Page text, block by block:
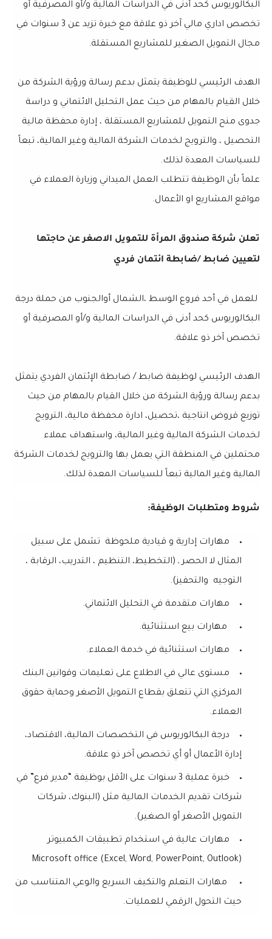
البكالوريوس كحد أدنى في الدراسات المالية و/أو المصرفية أو
تخصص اداري مالي آخر ذو علاقة مع خبرة تزيد عن 3 سنوات في
مجال التمويل الصغير للمشاريع المستقلة.
الهدف الرئيسي للوظيفة يتمثل بدعم رسالة ورؤية الشركة من
خلال القيام بالمهام من حيث عمل التحليل الائتماني و دراسة
جدوى منح التمويل للمشاريع المستقلة ، إدارة محفظة مالية
التحصيل ، والترويج لخدمات الشركة المالية وغير المالية، تبعاً
للسياسات المعدة لذلك.
علماً بأن الوظيفة تتطلب العمل الميداني وزيارة العملاء في
مواقع المشاريع او الأعمال.
تعلن شركة صندوق المرأة للتمويل الاصغر عن حاجتها
لتعيين ضابط /ضابطة ائتمان فردي
للعمل في أحد فروع الوسط ،الشمال أوالجنوب من حملة درجة
البكالوريوس كحد أدنى في الدراسات المالية و/أو المصرفية أو
تخصص آخر ذو علاقة.
الهدف الرئيسي لوظيفة ضابط / ضابطة الإئتمان الفردي يتمثل
بدعم رسالة ورؤية الشركة من خلال القيام بالمهام من حيث
توزيع قروض انتاجية ،تحصيل، ادارة محفظة مالية، الترويج
لخدمات الشركة المالية وغير المالية، واستهداف عملاء
محتملين في المنطقة التي يعمل بها والترويج لخدمات الشركة
المالية وغير المالية تبعاً للسياسات المعدة لذلك.
شروط ومتطلبات الوظيفة:
مهارات إدارية و قيادية ملحوظة تشمل على سبيل
المثال لا الحصر ـ (التخطيط، التنظيم ، التدريب، الرقابة ،
التوجيه والتحفيز).
مهارات متقدمة في التحليل الائتماني.
مهارات بيع استثنائية.
مهارات استثنائية في خدمة العملاء.
مستوى عالي في الاطلاع على تعليمات وقوانين البنك
المركزي التي تتعلق بقطاع التمويل الأصغر وحماية حقوق
العملاء.
درجة البكالوريوس في التخصصات المالية، الاقتصاد،
إدارة الأعمال أو أي تخصص آخر ذو علاقة.
خبرة عملية 3 سنوات على الأقل بوظيفة “مدير فرع” في
شركات تقديم الخدمات المالية مثل (البنوك، شركات
التمويل الأصغر أو الصغير).
مهارات عالية في استخدام تطبيقات الكمبيوتر
Microsoft office (Excel, Word, PowerPoint, Outlook)
مهارات التعلم والتكيف السريع والوعي المتناسب من
حيث التحول الرقمي للعمليات.